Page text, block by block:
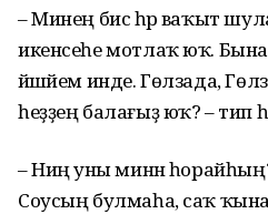
– Минең бисә һәр ваҡыт
икенсеһе мотлаҡ юҡ.
йәшәйем инде. Гөлзада,
һеҙҙең балағыҙ юҡ? – тип
– Ниңә уны минән
Соусың булмаһа, саҡ